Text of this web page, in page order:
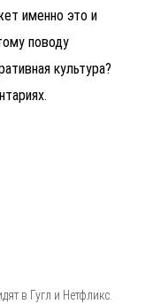
именно это и
поводу
культура?
в Гугл и Нетфликс.